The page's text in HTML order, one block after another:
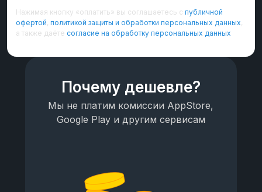
Нажимая кнопку «оплатить» вы соглашаетесь с публичной
офертой, политикой защиты и обработки персональных данных,
а также даёте согласие на обработку персональных данных
Почему дешевле?
Мы не платим комиссии AppStore,
Google Play и другим сервисам